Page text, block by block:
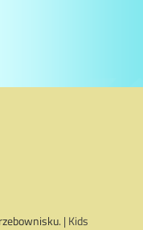
. | Kids